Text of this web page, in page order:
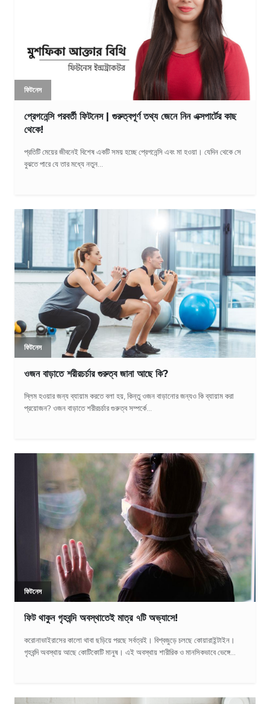
ফিটনেস
প্রেগনেন্সি পরবর্তী ফিটনেস | গুরুত্বপূর্ণ তথ্য জেনে নিন এক্সপার্টের কাছ
থেকে!
প্রতিটি মেয়ের জীবনেই বিশেষ একটি সময় হচ্ছে প্রেগনেন্সি এবং মা হওয়া। যেদিন থেকে সে
বুঝতে পারে যে তার মধ্যে নতুন...
ফিটনেস
ওজন বাড়াতে শরীরচর্চার গুরুত্ব জানা আছে কি?
স্লিম হওয়ার জন্য ব্যায়াম করতে বলা হয়, কিন্তু ওজন বাড়ানোর জন্যও কি ব্যায়াম করা
প্রয়োজন? ওজন বাড়াতে শরীরচর্চার গুরুত্ব সম্পর্কে...
ফিটনেস
ফিট থাকুন গৃহবন্দি অবস্থাতেই মাত্র ৭টি অভ্যাসে!
করোনাভাইরাসের কালো থাবা ছড়িয়ে পরছে সর্বত্রই। বিশ্বজুড়ে চলছে কোয়ারাইন্টাইন।
গৃহবন্দি অবস্থায় আছে কোটিকোটি মানুষ। এই অবস্থায় শারীরিক ও মানসিকভাবে ভেঙ্গে...